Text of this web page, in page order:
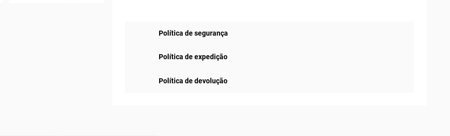
Política de segurança
Política de expedição
Política de devolução